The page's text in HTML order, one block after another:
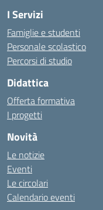
I Servizi
Famiglie e studenti
Personale scolastico
Percorsi di studio
Didattica
Offerta formativa
I progetti
Novità
Le notizie
Eventi
Le circolari
Calendario eventi